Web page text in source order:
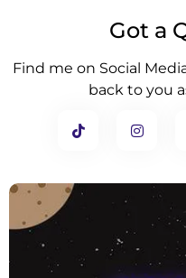
Got a
Find me on Social
back to you